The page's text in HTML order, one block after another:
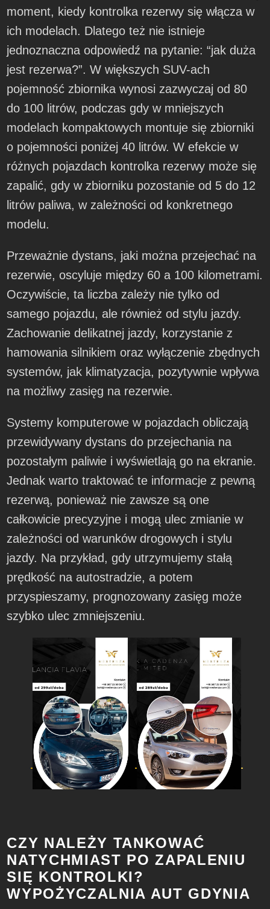
moment, kiedy kontrolka rezerwy się włącza w
ich modelach. Dlatego też nie istnieje
jednoznaczna odpowiedź na pytanie: “jak duża
jest rezerwa?”. W większych SUV-ach
pojemność zbiornika wynosi zazwyczaj od 80
do 100 litrów, podczas gdy w mniejszych
modelach kompaktowych montuje się zbiorniki
o pojemności poniżej 40 litrów. W efekcie w
różnych pojazdach kontrolka rezerwy może się
zapalić, gdy w zbiorniku pozostanie od 5 do 12
litrów paliwa, w zależności od konkretnego
modelu.
Przeważnie dystans, jaki można przejechać na
rezerwie, oscyluje między 60 a 100 kilometrami.
Oczywiście, ta liczba zależy nie tylko od
samego pojazdu, ale również od stylu jazdy.
Zachowanie delikatnej jazdy, korzystanie z
hamowania silnikiem oraz wyłączenie zbędnych
systemów, jak klimatyzacja, pozytywnie wpływa
na możliwy zasięg na rezerwie.
Systemy komputerowe w pojazdach obliczają
przewidywany dystans do przejechania na
pozostałym paliwie i wyświetlają go na ekranie.
Jednak warto traktować te informacje z pewną
rezerwą, ponieważ nie zawsze są one
całkowicie precyzyjne i mogą ulec zmianie w
zależności od warunków drogowych i stylu
jazdy. Na przykład, gdy utrzymujemy stałą
prędkość na autostradzie, a potem
przyspieszamy, prognozowany zasięg może
szybko ulec zmniejszeniu.
CZY NALEŻY TANKOWAĆ
NATYCHMIAST PO ZAPALENIU
SIĘ KONTROLKI?
WYPOŻYCZALNIA AUT GDYNIA